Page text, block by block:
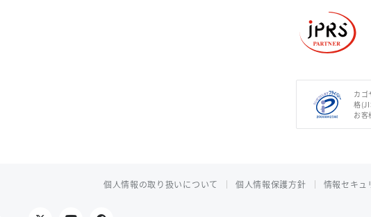
カゴ
格
お客
個人情報の取り扱いについて 個人情報保護方針 情報セキュ